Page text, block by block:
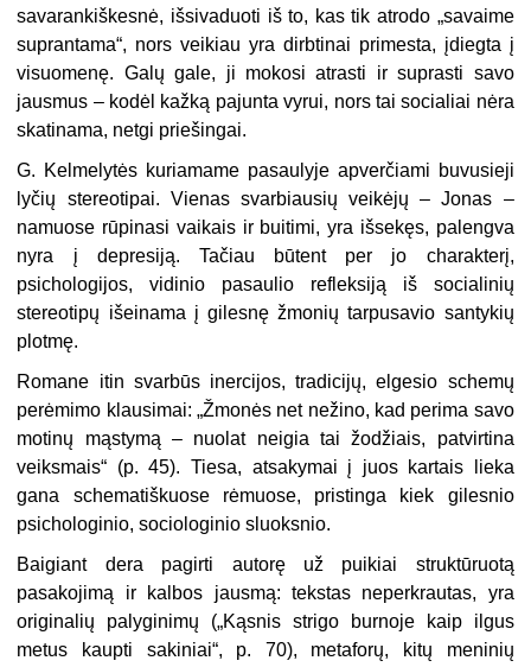
savarankiškesnė, išsivaduoti iš to, kas tik atrodo „savaime
suprantama“, nors veikiau yra dirbtinai primesta, įdiegta į
visuomenę. Galų gale, ji mokosi atrasti ir suprasti savo
jausmus – kodėl kažką pajunta vyrui, nors tai socialiai nėra
skatinama, netgi priešingai.
G. Kelmelytės kuriamame pasaulyje apverčiami buvusieji
lyčių stereotipai. Vienas svarbiausių veikėjų – Jonas –
namuose rūpinasi vaikais ir buitimi, yra išsekęs, palengva
nyra į depresiją. Tačiau būtent per jo charakterį,
psichologijos, vidinio pasaulio refleksiją iš socialinių
stereotipų išeinama į gilesnę žmonių tarpusavio santykių
plotmę.
Romane itin svarbūs inercijos, tradicijų, elgesio schemų
perėmimo klausimai: „Žmonės net nežino, kad perima savo
motinų mąstymą – nuolat neigia tai žodžiais, patvirtina
veiksmais“ (p. 45). Tiesa, atsakymai į juos kartais lieka
gana schematiškuose rėmuose, pristinga kiek gilesnio
psichologinio, sociologinio sluoksnio.
Baigiant dera pagirti autorę už puikiai struktūruotą
pasakojimą ir kalbos jausmą: tekstas neperkrautas, yra
originalių palyginimų („Kąsnis strigo burnoje kaip ilgus
metus kaupti sakiniai“, p. 70), metaforų, kitų meninių